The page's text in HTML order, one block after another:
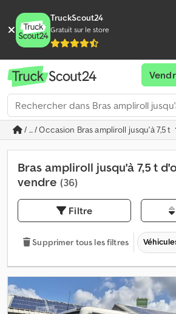
TruckScout24
Gratuit sur le store
/ ... / Occasion Bras ampliroll jusqu'à 7,5 t
Bras ampliroll jusqu'à 7,5 t
vendre (36)
Filtre
Supprimer tous les filtres